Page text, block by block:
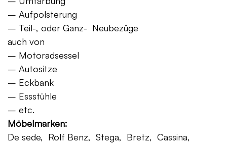
– Aufpolsterung
– Teil-, oder Ganz- Neubezüge
auch von
– Motoradsessel
– Autositze
– Eckbank
– Essstühle
– etc.
Möbelmarken:
De sede, Rolf Benz, Stega, Bretz, Cassina,